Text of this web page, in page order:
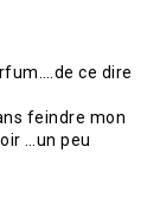
ce dire
feindre mon
…un peu